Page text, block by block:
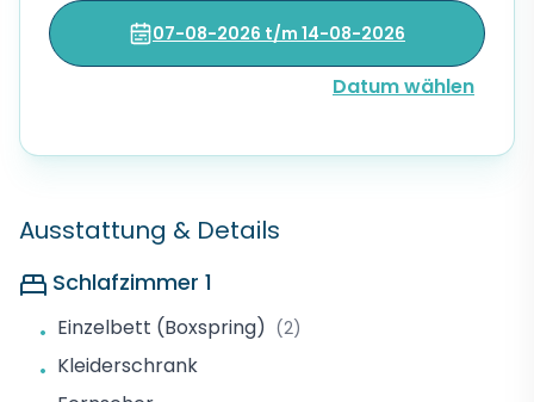
Ausstattung & Details
Schlafzimmer 1
• Einzelbett (Boxspring) (2)
• Kleiderschrank
07-08-2026 t/m 14-08-2026
Datum wählen